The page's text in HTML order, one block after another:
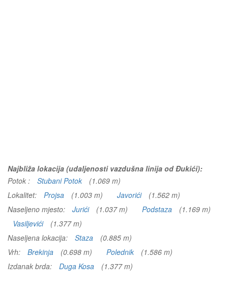
Najbliža lokacija (udaljenosti vazdušna linija od Đukići):
Potok :
Stubani Potok
(1.069 m)
Lokalitet:
Projsa (1.003 m) Javorići
(1.562 m)
Naseljeno mjesto:
Jurići (1.037 m) Podstaza
(1.169 m)
Vasiljevići
(1.377 m)
Naseljena lokacija:
Staza
(0.885 m)
Vrh:
Brekinja (0.698 m) Polednik
(1.586 m)
Izdanak brda:
Duga Kosa (1.377 m)